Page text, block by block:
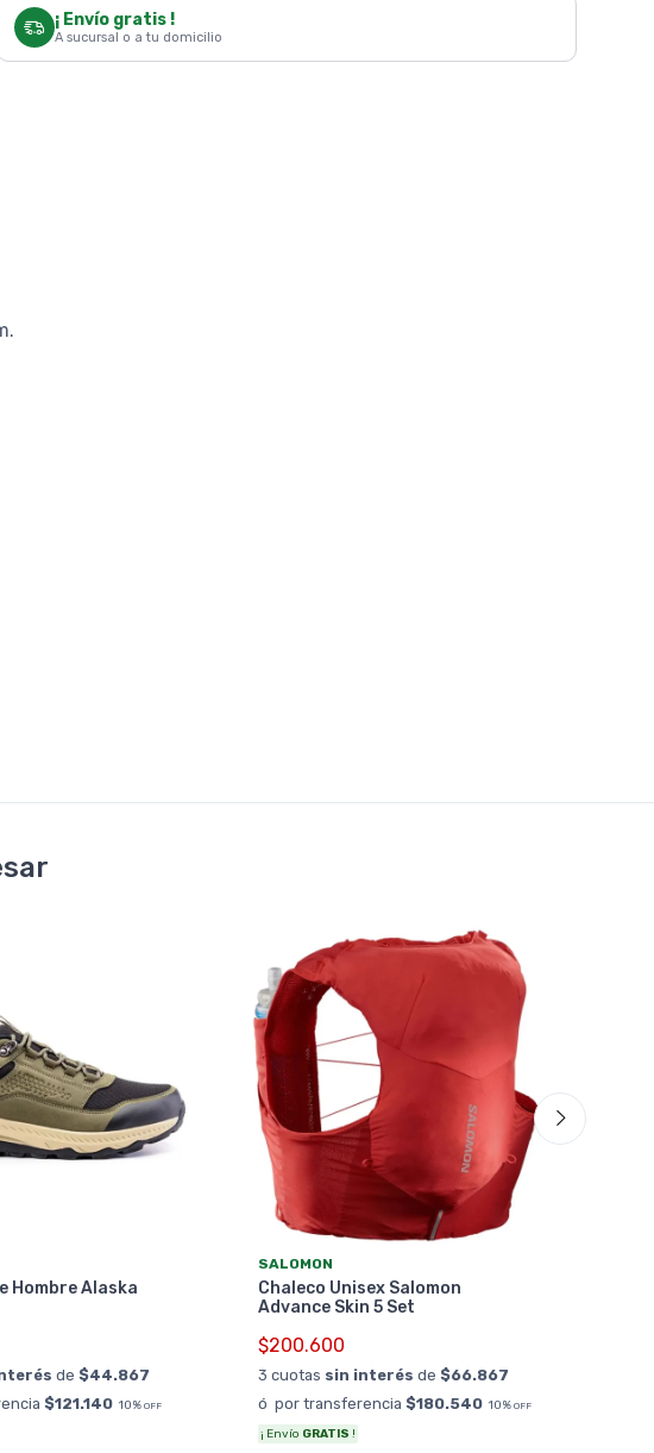
¡ Envío gratis !
A sucursal o a tu domicilio
Hombre Alaska
de $44.867
$121.140 10% OFF
SALOMON
Chaleco Unisex Salomon
Advance Skin 5 Set
$200.600
3 cuotas sin interés de $66.867
ó por transferencia $180.540 10% OFF
¡ Envío GRATIS !